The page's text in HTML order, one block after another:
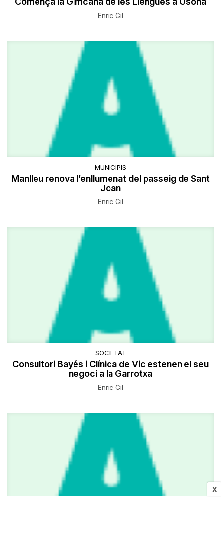
X
Enric Gil
MUNICIPIS
Manlleu renova l’enllumenat del passeig de Sant
Joan
Enric Gil
SOCIETAT
Consultori Bayés i Clínica de Vic estenen el seu
negoci a la Garrotxa
Enric Gil